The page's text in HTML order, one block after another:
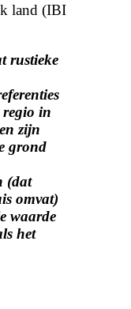
land (IBI
rustieke
in
zijn
grond
(dat
omvat)
waarde
het